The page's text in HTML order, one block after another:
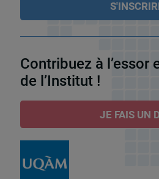
Contribuez à l’essor
de l’Institut !
JE FAIS UN